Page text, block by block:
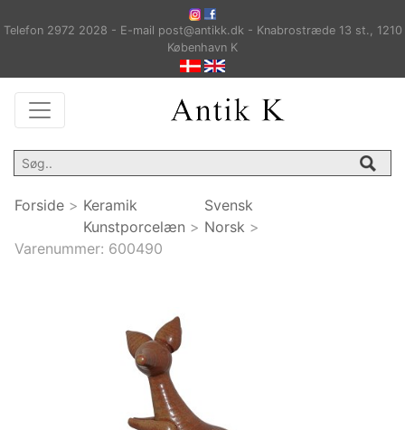
Telefon 2972 2028 - E-mail post@antikk.dk - Knabrostræde 13 st., 1210
København K
Forside > Keramik
Kunstporcelæn >
Svensk
Norsk >
Varenummer: 600490